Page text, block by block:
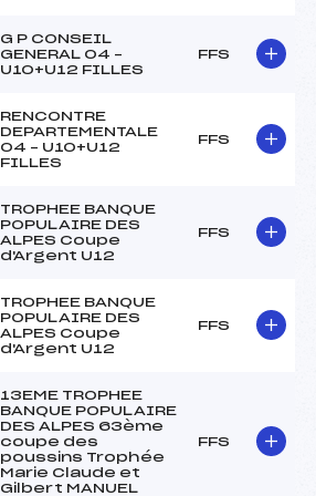
G P CONSEIL
GENERAL 04 –
U10+U12 FILLES
FFS
RENCONTRE
DEPARTEMENTALE
04 – U10+U12
FILLES
FFS
TROPHEE BANQUE
POPULAIRE DES
ALPES Coupe
d'Argent U12
FFS
TROPHEE BANQUE
POPULAIRE DES
ALPES Coupe
d'Argent U12
FFS
13EME TROPHEE
BANQUE POPULAIRE
DES ALPES 63ème
coupe des
poussins Trophée
Marie Claude et
Gilbert MANUEL
FFS